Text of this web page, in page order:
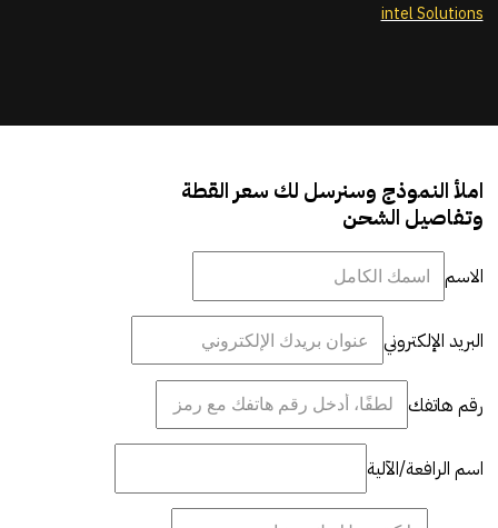
intel Solutions
املأ النموذج وسنرسل لك سعر القطة
وتفاصيل الشحن
الاسم
البريد الإلكتروني
رقم هاتفك
اسم الرافعة/الآلية